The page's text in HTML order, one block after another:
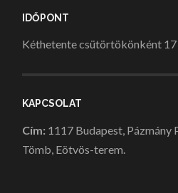
IDŐPONT
Kéthetente csütörtökönként
KAPCSOLAT
Cím: 1117 Budapest, Pázmány
Tömb, Eötvös-terem.